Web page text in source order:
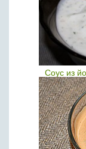
Соус из